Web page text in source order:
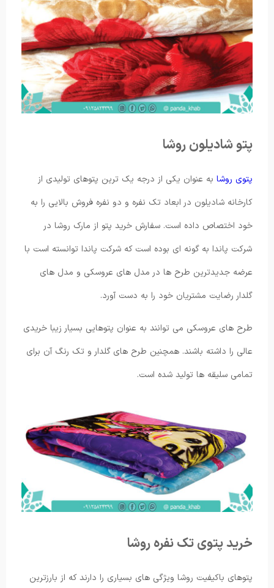
پتو شادیلون روشا
پتوی روشا به عنوان یکی از درجه یک ترین پتوهای تولیدی از
کارخانه شادیلون در ابعاد تک نفره و دو نفره فروش بالایی را به
خود اختصاص داده است. سفارش خرید پتو از مارک روشا در
شرکت پاندا به گونه ای بوده است که شرکت پاندا توانسته است با
عرضه جدیدترین طرح ها در مدل های عروسکی و مدل های
گلدار رضایت مشتریان خود را به دست آورد.
طرح های عروسکی می توانند به عنوان پتوهایی بسیار زیبا خریدی
عالی را داشته باشند. همچنین طرح های گلدار و تک رنگ آن برای
تمامی سلیقه ها تولید شده است.
خرید پتوی تک نفره روشا
پتوهای باکیفیت روشا ویژگی های بسیاری را دارند که از بارزترین